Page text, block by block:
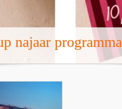
najaar programma